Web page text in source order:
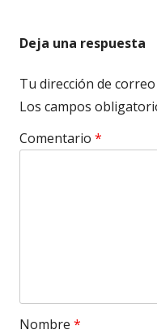
Deja una respuesta
Tu dirección de
Los campos
Comentario *
Nombre *